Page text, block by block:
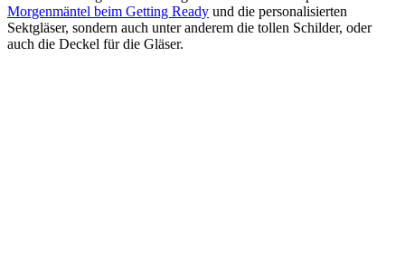
Morgenmäntel beim Getting Ready und die personalisierten
Sektgläser, sondern auch unter anderem die tollen Schilder, oder
auch die Deckel für die Gläser.